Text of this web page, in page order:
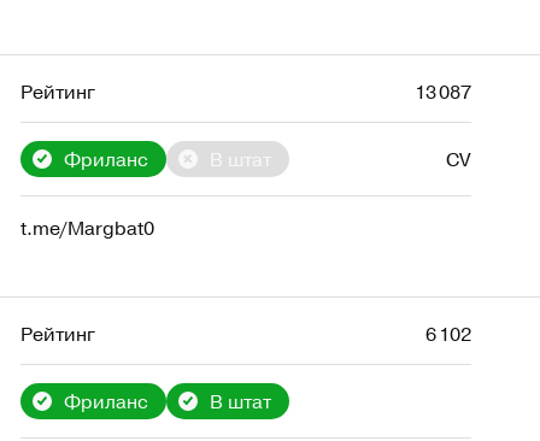
Рейтинг 13 087
Фриланс В штат CV
t.me/Margbat0
Рейтинг 6 102
Фриланс В штат